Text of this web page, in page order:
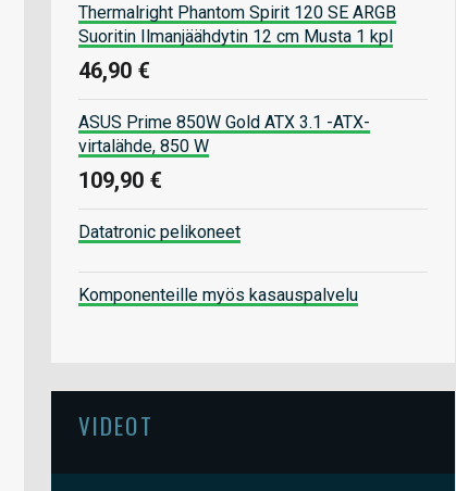
Thermalright Phantom Spirit 120 SE ARGB
Suoritin Ilmanjäähdytin 12 cm Musta 1 kpl
46,90 €
ASUS Prime 850W Gold ATX 3.1 -ATX-
virtalähde, 850 W
109,90 €
Datatronic pelikoneet
Komponenteille myös kasauspalvelu
VIDEOT